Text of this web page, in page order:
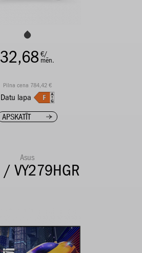
32,68 €/
mēn.
Pilna cena 784,42 €
Datu lapa
APSKATĪT
Asus
VY279HGR